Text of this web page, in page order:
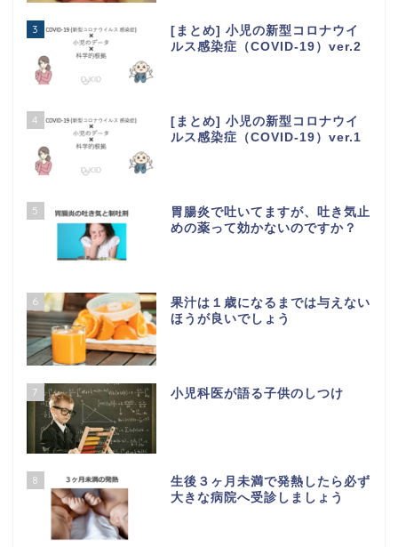
3
[まとめ] 小児の新型コロナウイ
ルス感染症（COVID-19）ver.2
4
[まとめ] 小児の新型コロナウイ
ルス感染症（COVID-19）ver.1
5
胃腸炎で吐いてますが、吐き気止
めの薬って効かないのですか？
6
果汁は１歳になるまでは与えない
ほうが良いでしょう
7 小児科医が語る子供のしつけ
8
生後３ヶ月未満で発熱したら必ず
大きな病院へ受診しましょう